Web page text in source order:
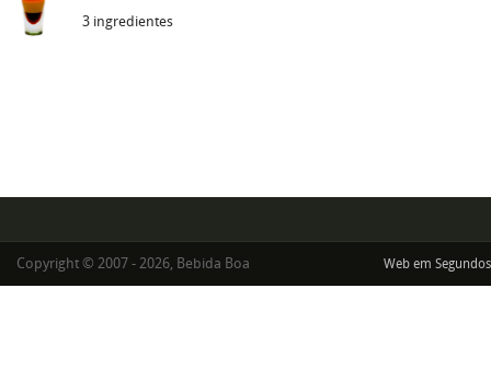
3 ingredientes
Copyright © 2007 - 2026, Bebida Boa Web em Segundos